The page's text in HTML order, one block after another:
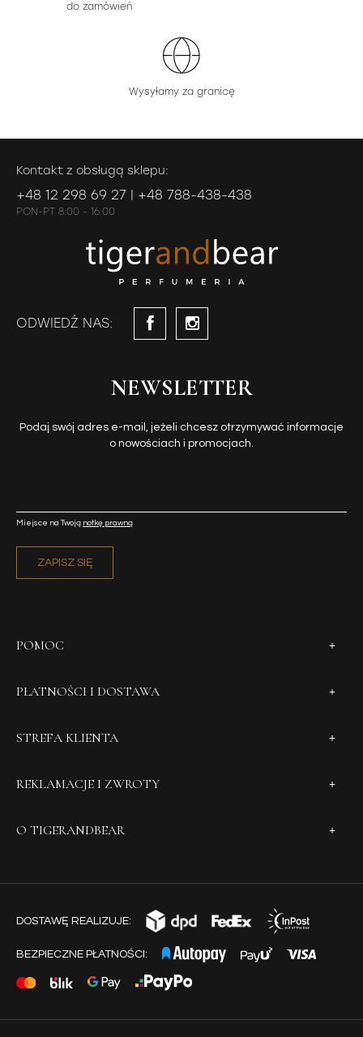
do zamówień
Wysyłamy za granicę
Kontakt z obsługą sklepu:
+48 12 298 69 27 | +48 788-438-438
PON-PT 8:00 - 16:00
ODWIEDŹ NAS:
NEWSLETTER
Podaj swój adres e-mail, jeżeli chcesz otrzymywać informacje
o nowościach i promocjach.
ZAPISZ SIĘ
Miejsce na Twoją notkę prawną
POMOC
PŁATNOŚCI I DOSTAWA
STREFA KLIENTA
REKLAMACJE I ZWROTY
O TIGERANDBEAR
DOSTAWĘ REALIZUJE:
BEZPIECZNE PŁATNOŚCI: